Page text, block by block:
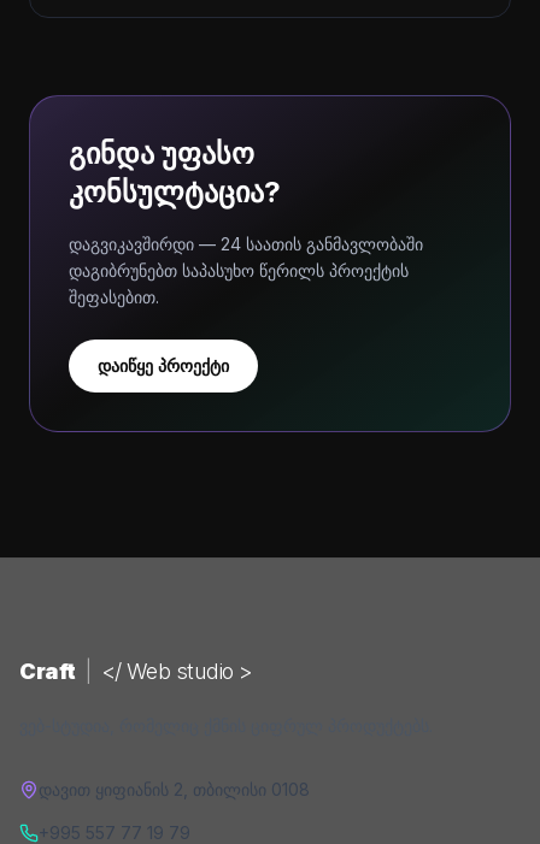
გინდა უფასო
კონსულტაცია?
დაგვიკავშირდი — 24 საათის განმავლობაში
დაგიბრუნებთ საპასუხო წერილს პროექტის
შეფასებით.
დაიწყე პროექტი
Craft </ Web studio >
დავით ყიფიანის 2 თბილისი 0108
+995 557 77 19 79